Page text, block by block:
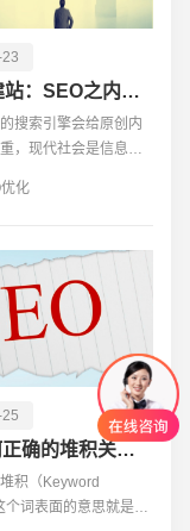
易百讯建站：SEO之内容为王
索引擎会给原创内
，现代社会是信息爆
在的信息更新量实在
化
Seo如何正确的堆积关键词
（Keyword
词表面的意思就是关